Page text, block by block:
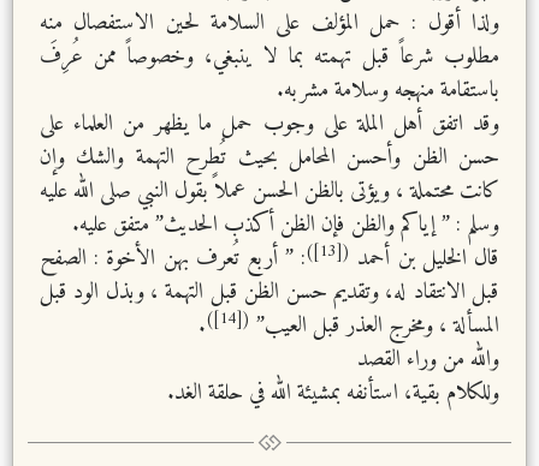
ولذا أقول : حمل المؤلف على السلامة لحين الاستفصال منه
مطلوب شرعاً قبل تهمته بما لا ينبغي، وخصوصاً ممن عُرِفَ
باستقامة منهجه وسلامة مشربه.
وقد اتفق أهل الملة على وجوب حمل ما يظهر من العلماء على
حسن الظن وأحسن المحامل بحيث تُطرح التهمة والشك وإن
كانت محتملة ، ويؤتى بالظن الحسن عملاً بقول النبي صلى الله عليه
وسلم : ” إياكم والظن فإن الظن أكذب الحديث” متفق عليه.
قال الخليل بن أحمد ([13])
: ” أربع تُعرف بهن الأخوة : الصفح
قبل الانتقاد له، وتقديم حسن الظن قبل التهمة ، وبذل الود قبل
المسألة ، ومخرج العذر قبل العيب” ([14])
.
والله من وراء القصد
وللكلام بقية، استأنفه بمشيئة الله في حلقة الغد.